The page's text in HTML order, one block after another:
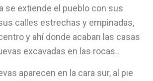
se extiende el pueblo con sus
calles estrechas y empinadas,
y ahí donde acaban las casas
excavadas en las rocas..
aparecen en la cara sur, al pie